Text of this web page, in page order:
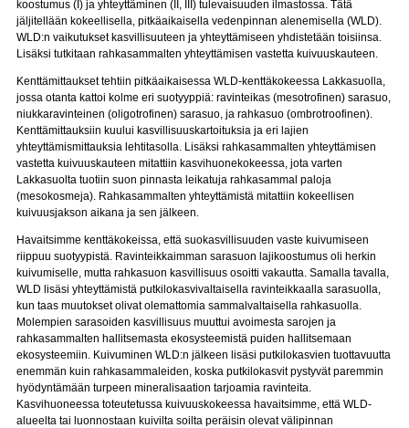
koostumus (I) ja yhteyttäminen (II, III) tulevaisuuden ilmastossa. Tätä
jäljitellään kokeellisella, pitkäaikaisella vedenpinnan alenemisella (WLD).
WLD:n vaikutukset kasvillisuuteen ja yhteyttämiseen yhdistetään toisiinsa.
Lisäksi tutkitaan rahkasammalten yhteyttämisen vastetta kuivuuskauteen.
Kenttämittaukset tehtiin pitkäaikaisessa WLD-kenttäkokeessa Lakkasuolla,
jossa otanta kattoi kolme eri suotyyppiä: ravinteikas (mesotrofinen) sarasuo,
niukkaravinteinen (oligotrofinen) sarasuo, ja rahkasuo (ombrotroofinen).
Kenttämittauksiin kuului kasvillisuuskartoituksia ja eri lajien
yhteyttämismittauksia lehtitasolla. Lisäksi rahkasammalten yhteyttämisen
vastetta kuivuuskauteen mitattiin kasvihuonekokeessa, jota varten
Lakkasuolta tuotiin suon pinnasta leikatuja rahkasammal paloja
(mesokosmeja). Rahkasammalten yhteyttämistä mitattiin kokeellisen
kuivuusjakson aikana ja sen jälkeen.
Havaitsimme kenttäkokeissa, että suokasvillisuuden vaste kuivumiseen
riippuu suotyypistä. Ravinteikkaimman sarasuon lajikoostumus oli herkin
kuivumiselle, mutta rahkasuon kasvillisuus osoitti vakautta. Samalla tavalla,
WLD lisäsi yhteyttämistä putkilokasvivaltaisella ravinteikkaalla sarasuolla,
kun taas muutokset olivat olemattomia sammalvaltaisella rahkasuolla.
Molempien sarasoiden kasvillisuus muuttui avoimesta sarojen ja
rahkasammalten hallitsemasta ekosysteemistä puiden hallitsemaan
ekosysteemiin. Kuivuminen WLD:n jälkeen lisäsi putkilokasvien tuottavuutta
enemmän kuin rahkasammaleiden, koska putkilokasvit pystyvät paremmin
hyödyntämään turpeen mineralisaation tarjoamia ravinteita.
Kasvihuoneessa toteutetussa kuivuuskokeessa havaitsimme, että WLD-
alueelta tai luonnostaan kuivilta soilta peräisin olevat välipinnan